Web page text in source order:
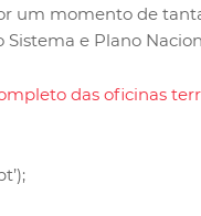
um momento de
e Plano
das oficinas